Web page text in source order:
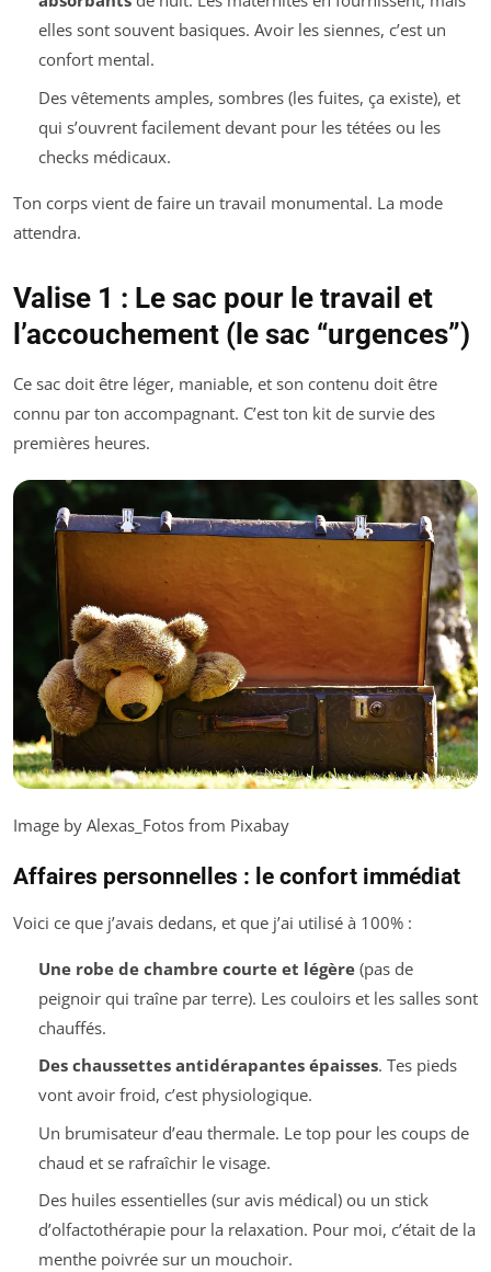
elles sont souvent basiques. Avoir les siennes, c’est un
confort mental.
Des vêtements amples, sombres (les fuites, ça existe), et
qui s’ouvrent facilement devant pour les tétées ou les
checks médicaux.
Ton corps vient de faire un travail monumental. La mode
attendra.
Valise 1 : Le sac pour le travail et
l’accouchement (le sac “urgences”)
Ce sac doit être léger, maniable, et son contenu doit être
connu par ton accompagnant. C’est ton kit de survie des
premières heures.
Image by Alexas_Fotos from Pixabay
Affaires personnelles : le confort immédiat
Voici ce que j’avais dedans, et que j’ai utilisé à 100% :
Une robe de chambre courte et légère(pas de
peignoir qui traîne par terre). Les couloirs et les salles sont
chauffés.
Des chaussettes antidérapantes épaisses. Tes pieds
vont avoir froid, c’est physiologique.
Un brumisateur d’eau thermale. Le top pour les coups de
chaud et se rafraîchir le visage.
Des huiles essentielles (sur avis médical) ou un stick
d’olfactothérapie pour la relaxation. Pour moi, c’était de la
menthe poivrée sur un mouchoir.